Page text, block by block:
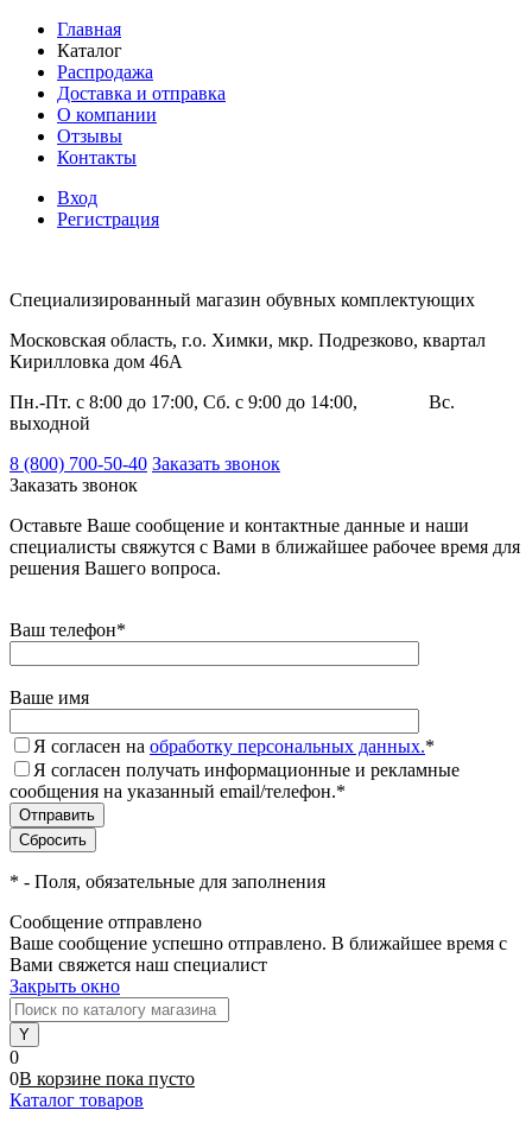
Главная
Каталог
Распродажа
Доставка и отправка
О компании
Отзывы
Контакты
Вход
Регистрация
Специализированный магазин обувных комплектующих
Московская область, г.о. Химки, мкр. Подрезково, квартал
Кирилловка дом 46А
Пн.-Пт. с 8:00 до 17:00, Сб. с 9:00 до 14:00, Вс.
выходной
8 (800) 700-50-40 Заказать звонок
Заказать звонок
Оставьте Ваше сообщение и контактные данные и наши
специалисты свяжутся с Вами в ближайшее рабочее время для
решения Вашего вопроса.
Ваш телефон*
Ваше имя
Я согласен на обработку персональных данных.*
Я согласен получать информационные и рекламные
сообщения на указанный email/телефон.*
* - Поля, обязательные для заполнения
Сообщение отправлено
Ваше сообщение успешно отправлено. В ближайшее время с
Вами свяжется наш специалист
Закрыть окно
0
0В корзине пока пусто
Каталог товаров